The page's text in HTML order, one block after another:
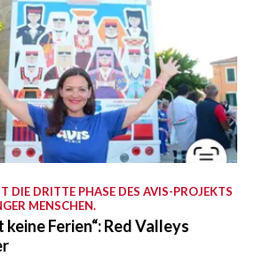
DIE DRITTE PHASE DES AVIS-PROJEKTS
MENSCHEN.
Ferien“: Red Valleys